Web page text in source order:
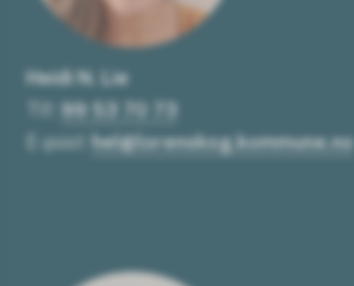
Heidi N. Lie
99 53 70 73
E-post:
hel@lorenskog.kommune.no